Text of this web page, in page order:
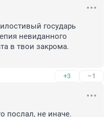
государь
невиданного
в твои закрома.
+3 –1
послал, не иначе.